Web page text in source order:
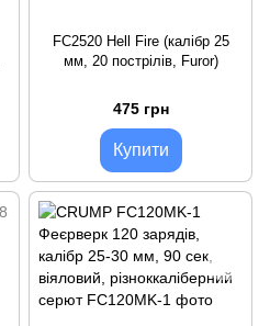
FC2520 Hell Fire (калібр 25
мм, 20 пострілів, Furor)
475 грн
Купити